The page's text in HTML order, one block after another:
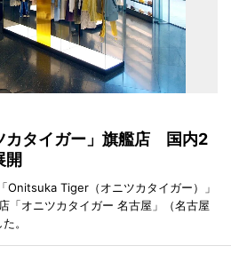
カタイガー」旗艦店 国内2
開
Onitsuka Tiger（オニツカタイガー）」
「オニツカタイガー 名古屋」（名古屋
。